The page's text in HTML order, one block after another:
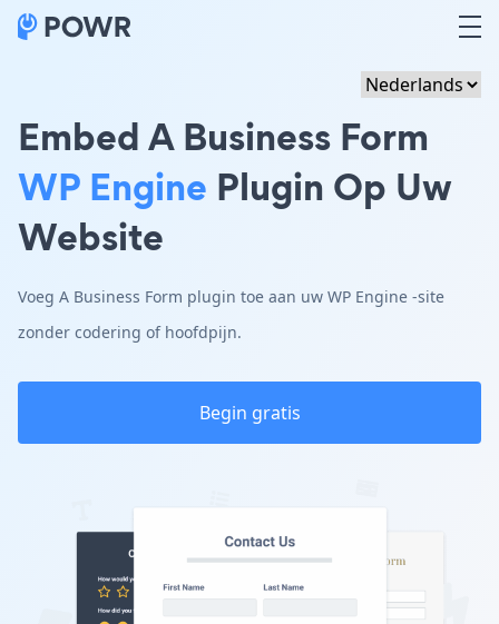
Embed A Business Form
WP Engine Plugin Op Uw
Website
Voeg A Business Form plugin toe aan uw WP Engine -site
zonder codering of hoofdpijn.
Begin gratis